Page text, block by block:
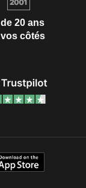
20 ans
côtés